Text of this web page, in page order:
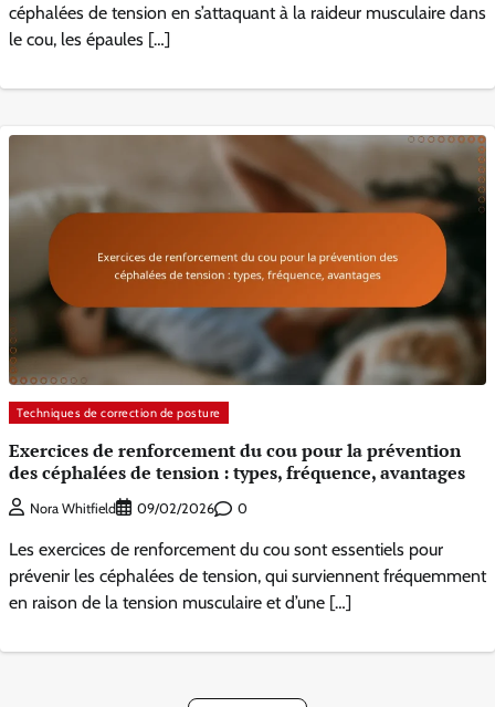
céphalées de tension en s’attaquant à la raideur musculaire dans
le cou, les épaules […]
Techniques de correction de posture
Exercices de renforcement du cou pour la prévention
des céphalées de tension : types, fréquence, avantages
Nora Whitfield 09/02/2026 0
Les exercices de renforcement du cou sont essentiels pour
prévenir les céphalées de tension, qui surviennent fréquemment
en raison de la tension musculaire et d’une […]